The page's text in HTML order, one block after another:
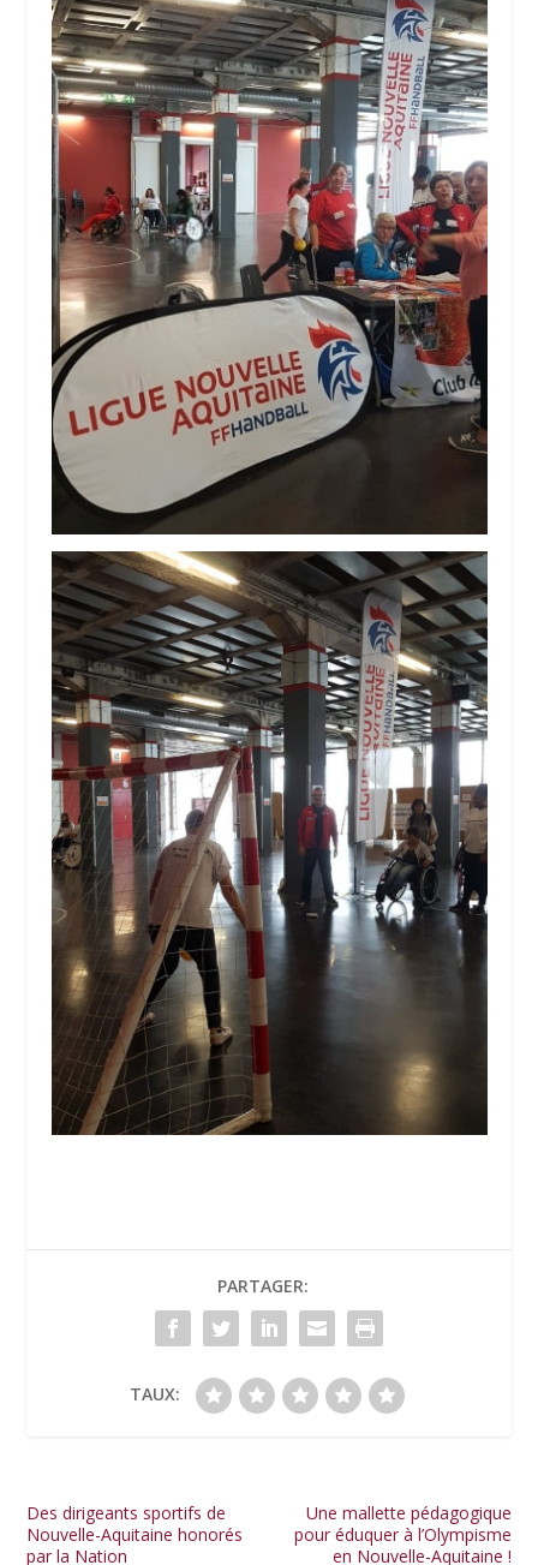
PARTAGER:
TAUX:
Des dirigeants sportifs de
Nouvelle-Aquitaine honorés
par la Nation
Une mallette pédagogique
pour éduquer à l’Olympisme
en Nouvelle-Aquitaine !